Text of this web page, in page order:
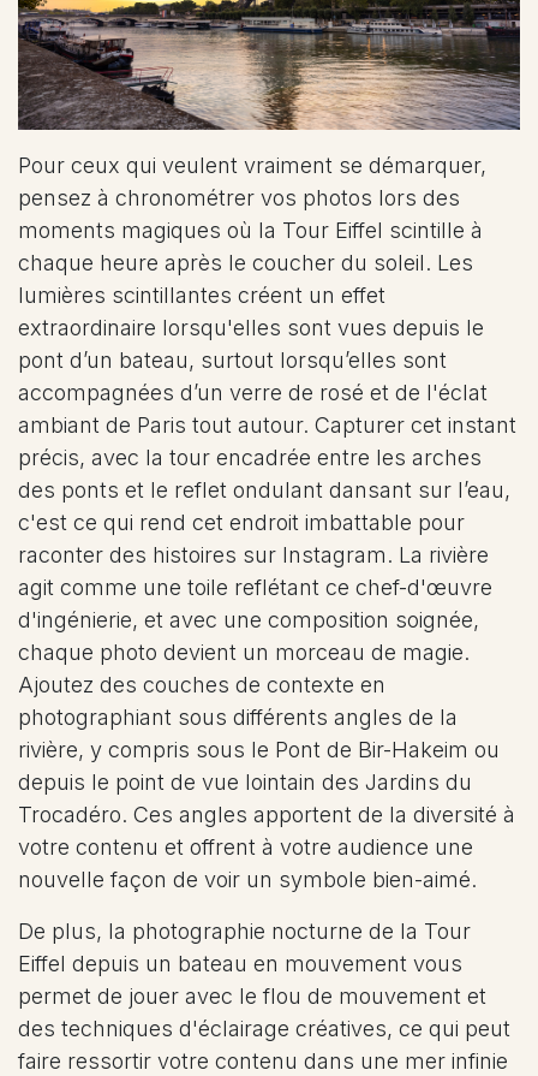
Pour ceux qui veulent vraiment se démarquer,
pensez à chronométrer vos photos lors des
moments magiques où la Tour Eiffel scintille à
chaque heure après le coucher du soleil. Les
lumières scintillantes créent un effet
extraordinaire lorsqu'elles sont vues depuis le
pont d’un bateau, surtout lorsqu’elles sont
accompagnées d’un verre de rosé et de l'éclat
ambiant de Paris tout autour. Capturer cet instant
précis, avec la tour encadrée entre les arches
des ponts et le reflet ondulant dansant sur l’eau,
c'est ce qui rend cet endroit imbattable pour
raconter des histoires sur Instagram. La rivière
agit comme une toile reflétant ce chef-d'œuvre
d'ingénierie, et avec une composition soignée,
chaque photo devient un morceau de magie.
Ajoutez des couches de contexte en
photographiant sous différents angles de la
rivière, y compris sous le Pont de Bir-Hakeim ou
depuis le point de vue lointain des Jardins du
Trocadéro. Ces angles apportent de la diversité à
votre contenu et offrent à votre audience une
nouvelle façon de voir un symbole bien-aimé.
De plus, la photographie nocturne de la Tour
Eiffel depuis un bateau en mouvement vous
permet de jouer avec le flou de mouvement et
des techniques d'éclairage créatives, ce qui peut
faire ressortir votre contenu dans une mer infinie